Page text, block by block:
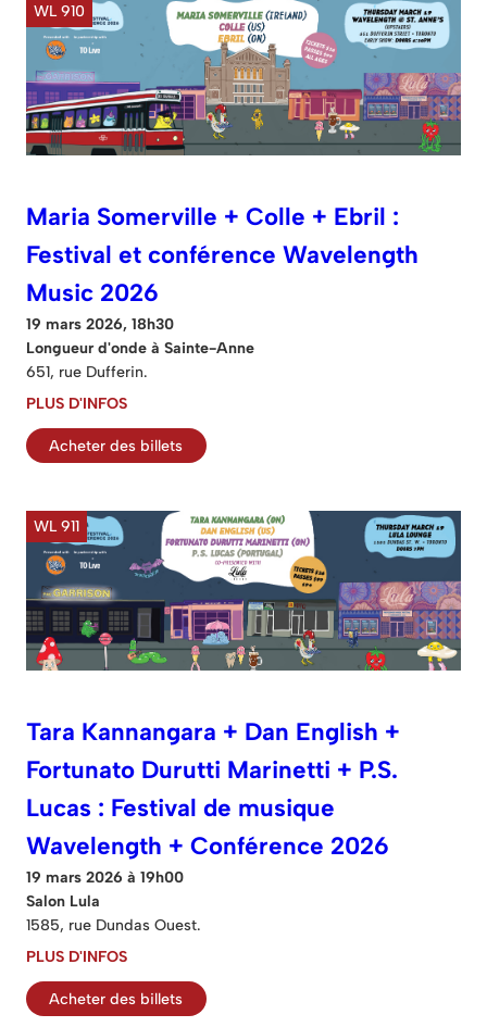
WL 910
Maria Somerville + Colle + Ebril :
Festival et conférence Wavelength
Music 2026
19 mars 2026, 18h30
Longueur d'onde à Sainte-Anne
651, rue Dufferin.
PLUS D'INFOS
Acheter des billets
WL 911
Tara Kannangara + Dan English +
Fortunato Durutti Marinetti + P.S.
Lucas : Festival de musique
Wavelength + Conférence 2026
19 mars 2026 à 19h00
Salon Lula
1585, rue Dundas Ouest.
PLUS D'INFOS
Acheter des billets